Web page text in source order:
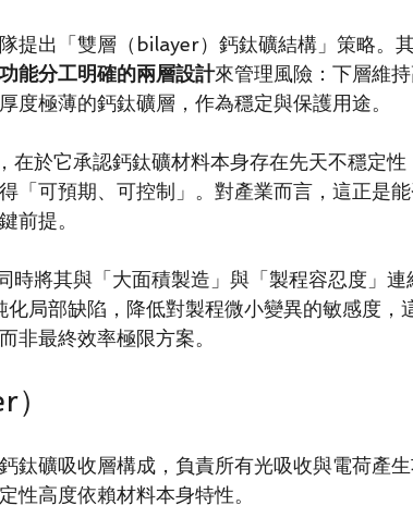
提出「雙層（bilayer）鈣鈦礦結構」策略。
功能分工明確的兩層設計來管理風險：下層維
度極薄的鈣鈦礦層，作為穩定與保護用途。
在於它承認鈣鈦礦材料本身存在先天不穩定性
「可預期、可控制」。對產業而言，這正是
前提。
時將其與「大面積製造」與「製程容忍度」連
局部缺陷，降低對製程微小變異的敏感度，
非最終效率極限方案。
鈦礦吸收層構成，負責所有光吸收與電荷產
性高度依賴材料本身特性。